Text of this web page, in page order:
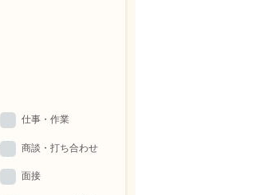
仕事・作業
商談・打ち合わせ
面接